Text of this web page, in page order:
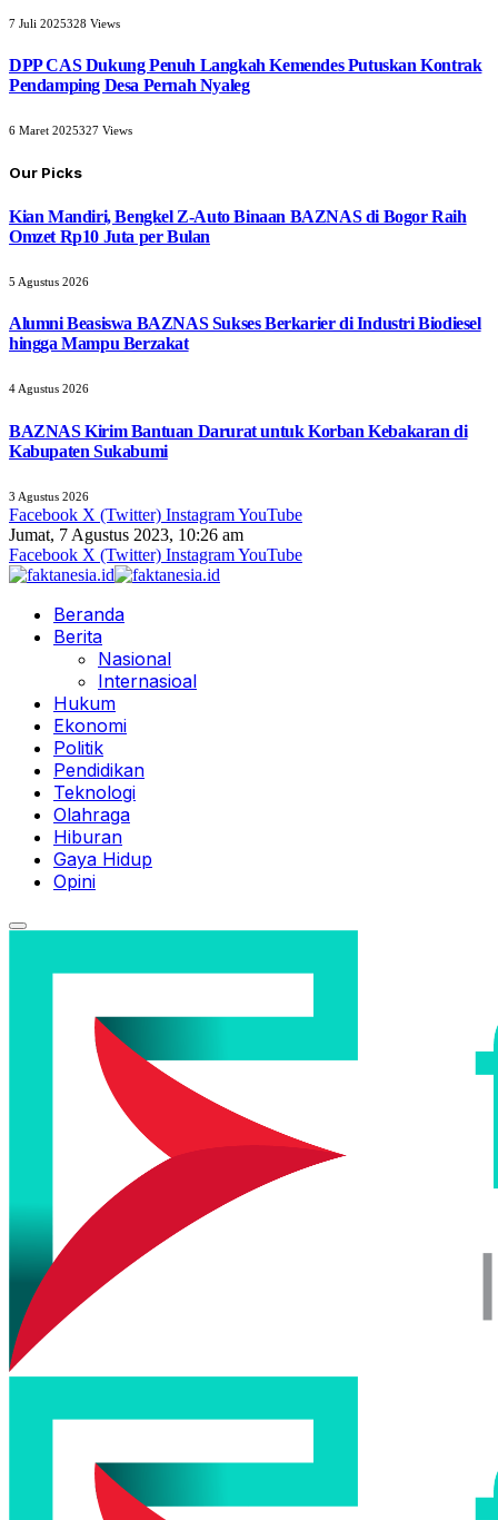
7 Juli 2025328 Views
DPP CAS Dukung Penuh Langkah Kemendes Putuskan Kontrak
Pendamping Desa Pernah Nyaleg
6 Maret 2025327 Views
Our Picks
Kian Mandiri, Bengkel Z-Auto Binaan BAZNAS di Bogor Raih
Omzet Rp10 Juta per Bulan
5 Agustus 2026
Alumni Beasiswa BAZNAS Sukses Berkarier di Industri Biodiesel
hingga Mampu Berzakat
4 Agustus 2026
BAZNAS Kirim Bantuan Darurat untuk Korban Kebakaran di
Kabupaten Sukabumi
3 Agustus 2026
Facebook X (Twitter) InstagramYouTube
Jumat, 7 Agustus 2023, 10:26 am
Facebook X (Twitter) InstagramYouTube
Beranda
Berita
Nasional
Internasioal
Hukum
Ekonomi
Politik
Pendidikan
Teknologi
Olahraga
Hiburan
Gaya Hidup
Opini